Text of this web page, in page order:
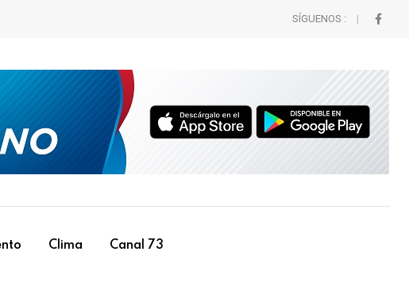
SÍGUENOS :
Clima Canal 73